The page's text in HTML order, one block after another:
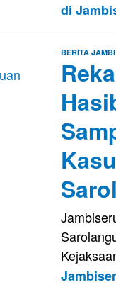
di
BERITA JAMBI